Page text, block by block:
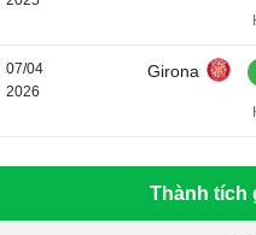
07/04
2026
Girona
Thành tích